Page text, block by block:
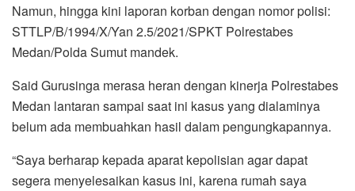
Namun, hingga kini laporan korban dengan nomor polisi:
STTLP/B/1994/X/Yan 2.5/2021/SPKT Polrestabes
Medan/Polda Sumut mandek.
Said Gurusinga merasa heran dengan kinerja Polrestabes
Medan lantaran sampai saat ini kasus yang dialaminya
belum ada membuahkan hasil dalam pengungkapannya.
“Saya berharap kepada aparat kepolisian agar dapat
segera menyelesaikan kasus ini, karena rumah saya